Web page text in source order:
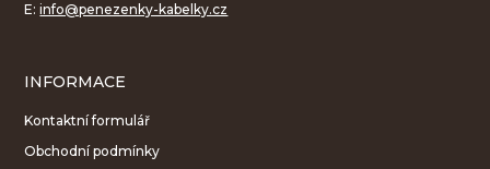
E:info@penezenky-kabelky.cz
INFORMACE
Kontaktní formulář
Obchodní podmínky